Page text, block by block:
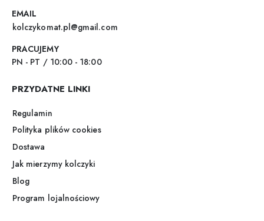
EMAIL
kolczykomat.pl@gmail.com
PRACUJEMY
PN - PT / 10:00 - 18:00
PRZYDATNE LINKI
Regulamin
Polityka plików cookies
Dostawa
Jak mierzymy kolczyki
Blog
Program lojalnościowy